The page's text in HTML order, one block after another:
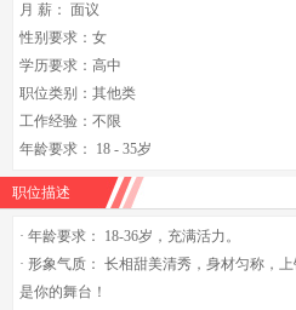
月 薪： 面议
性别要求：女
学历要求：高中
职位类别：其他类
工作经验：不限
年龄要求： 18 - 35岁
职位描述
· 年龄要求： 18-36岁，充满活力。
· 形象气质： 长相甜美清秀，身材匀称，
是你的舞台！